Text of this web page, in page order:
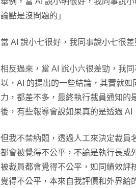
論點是沒問題的」
當 AI 說小七很好，我同事說小七很
相反過來，當 AI 說小六很差勁，我
以，AI 的提出的一些結論，其實就
力，都差不多，最終執行裁員通知的
後，有些報導會說如果真的是透過 AI
但我不禁納悶，透過人工來決定裁員
都會被覺得不公平，不論是執行長或
被裁員都會覺得不公平，如同績效評
覺得不公平，本來自我評價和外界給